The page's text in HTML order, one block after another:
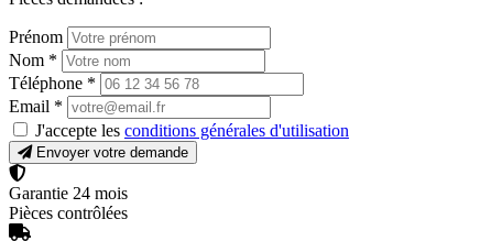
Prénom
Nom *
Téléphone *
Email *
J'accepte les conditions générales d'utilisation
Envoyer votre demande
Garantie 24 mois
Pièces contrôlées